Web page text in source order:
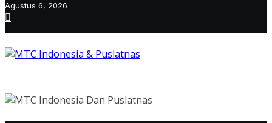
Agustus 6, 2026